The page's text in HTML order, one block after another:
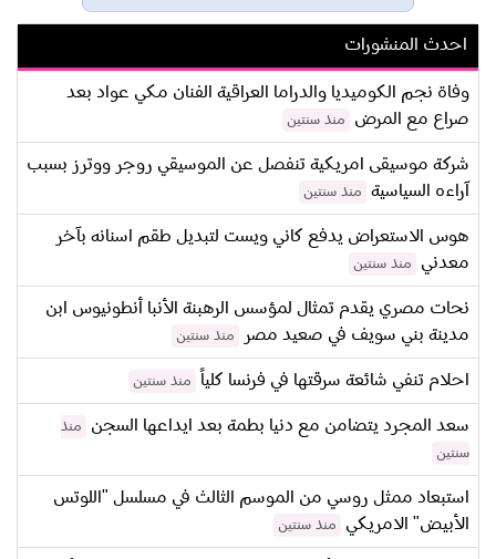
احدث المنشورات
وفاة نجم الكوميديا والدراما العراقية الفنان مكي عواد بعد
صراع مع المرض
منذ سنتين
شركة موسيقى امريكية تنفصل عن الموسيقي روجر ووترز بسبب
آراءه السياسية
منذ سنتين
هوس الاستعراض يدفع كاني ويست لتبديل طقم اسنانه بآخر
معدني
منذ سنتين
نحات مصري يقدم تمثال لمؤسس الرهبنة الأنبا أنطونيوس ابن
مدينة بني سويف في صعيد مصر
منذ سنتين
احلام تنفي شائعة سرقتها في فرنسا كلياً منذ سنتين
سعد المجرد يتضامن مع دنيا بطمة بعد ايداعها السجن
منذ
سنتين
استبعاد ممثل روسي من الموسم الثالث في مسلسل "اللوتس
الأبيض" الامريكي
منذ سنتين